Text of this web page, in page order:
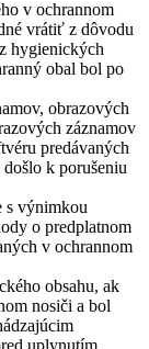
v ochrannom
vrátiť z dôvodu
hygienických
obal bol po
obrazových
záznamov
predávaných
k porušeniu
s výnimkou
o predplatnom
v ochrannom
obsahu, ak
nosiči a bol
uplynutím